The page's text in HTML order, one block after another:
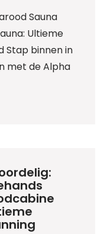
Sauna
Ultieme
Stap binnen in
met de Alpha